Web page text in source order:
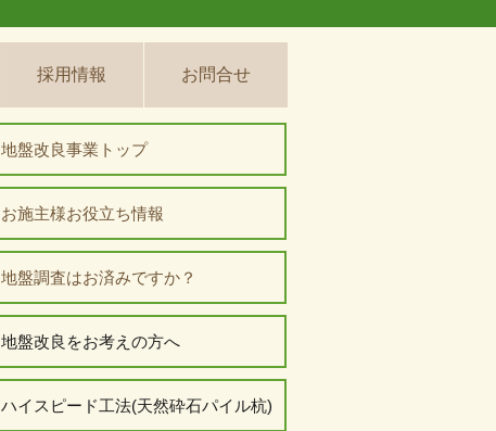
採用情報 お問合せ
地盤改良事業トップ
お施主様お役立ち情報
地盤調査はお済みですか？
地盤改良をお考えの方へ
ハイスピード工法(天然砕石パイル杭)